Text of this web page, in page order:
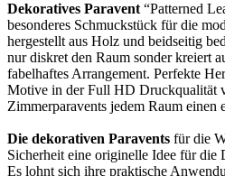
Dekoratives Paravent “Patterned
besonderes Schmuckstück für die
hergestellt aus Holz und beidseitig
nur diskret den Raum sonder kreiert
fabelhaftes Arrangement. Perfekte
Motive in der Full HD Druckqualität
Zimmerparavents jedem Raum einen
Die dekorativen Paravents für die
Sicherheit eine originelle Idee für die
Es lohnt sich ihre praktische